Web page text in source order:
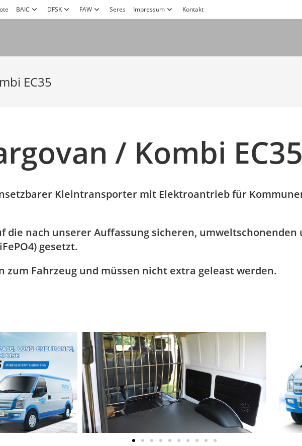
BAIC DFSK FAW Seres Impressum Kontakt
EC35
/ Kombi EC35
Kleintransporter mit Elektroantrieb für
die nach unserer Auffassung sicheren,
gesetzt.
zum Fahrzeug und müssen nicht extra geleast werden.